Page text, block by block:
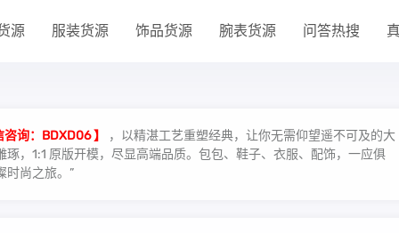
源 服装货源 饰品货源 腕表货源 问答热搜
咨询：BDXD06 】
，以精湛工艺重塑经典，让你无需仰望遥不可及的大
，1:1 原版开模，尽显高端品质。包包、鞋子、衣服、配饰，一应俱
时尚之旅。”